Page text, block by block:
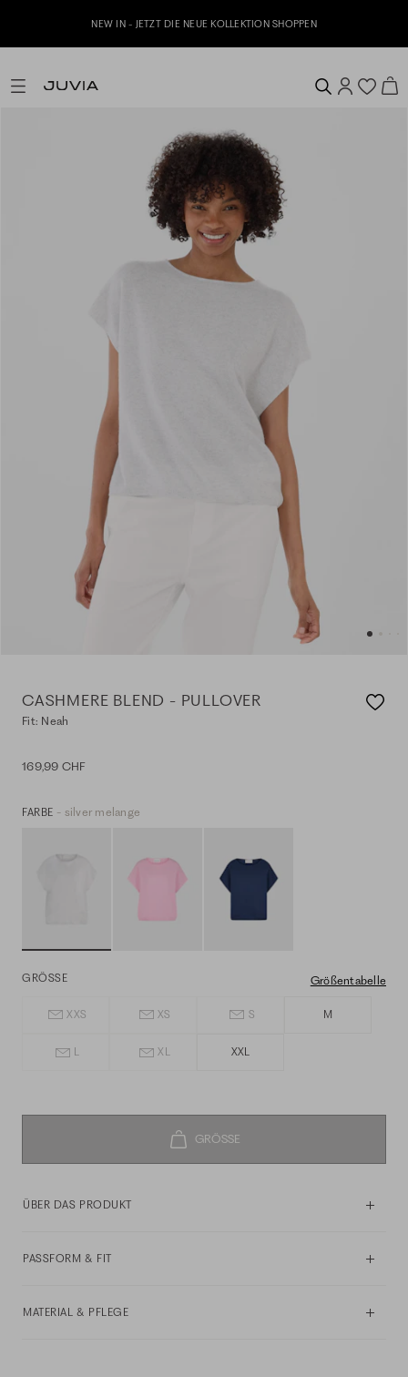
SHOPPEN
CASHMERE BLEND - PULLOVER
Fit: Neah
169,99 CHF
FARBE - silver melange
GRÖSSE Größentabelle
XXS XS S M
L XL XXL
ÜBER DAS PRODUKT
PASSFORM & FIT
MATERIAL & PFLEGE